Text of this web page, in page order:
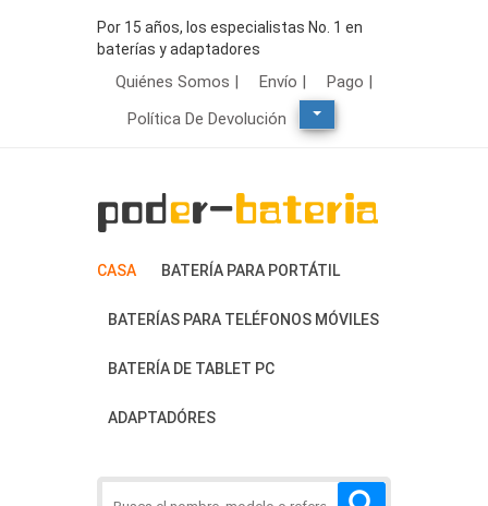
Por 15 años, los especialistas No. 1 en
baterías y adaptadores
Quiénes Somos | Envío |
Pago |
Política De Devolución
CASA BATERÍA PARA PORTÁTIL
BATERÍAS PARA TELÉFONOS MÓVILES
BATERÍA DE TABLET PC
ADAPTADÓRES